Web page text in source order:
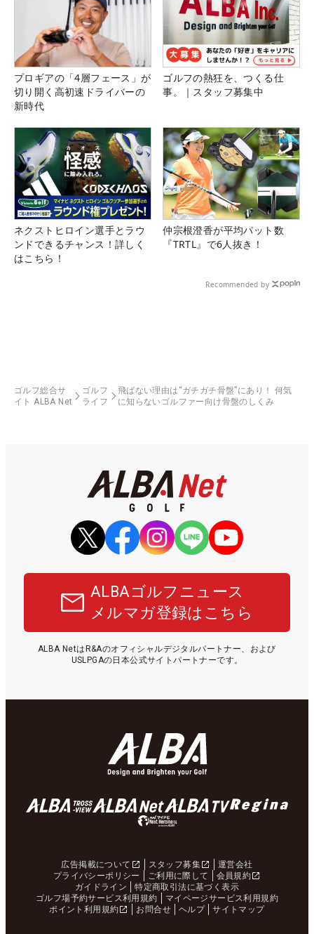
プロギアの「4層フェース」が
切り開く高初速ドライバーの
新時代
ゴルフの熱狂を、つくる仕
事。｜スタッフ募集中
ネクストヒロイン選手とラウ
ンドできるチャンス！詳しく
はこちら！
仲宗根澄香が平均パット数
『TRTL』で6人抜き！
Recommended by
ゴルフ総合サ
イト ALBA Net
ゴルフ
ライフ
飛ばない理由は“ガチガチ骨盤”にあり！ 何気
に知らないゴルファー向け骨盤のしくみ
ALBAゴルフニュース
メルマガ登録はこちら
ALBA NetはR&Aのオフィシャルデジタルパートナー、および
USLPGAの日本公式サイトパートナーです。
広告掲載について スタッフ募集
運営会社
プライバシーポリシー
ご利用に際して
会員規約
ガイドライン
特定商取引法に基づく表示
ゴルフ場予約サービス利用規約
マイページサービス利用規約
ポイント利用規約
お問合せ ヘルプ サイトマップ